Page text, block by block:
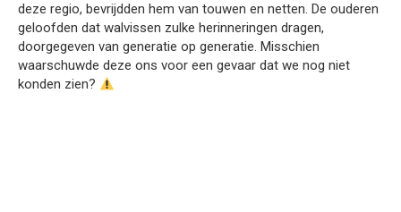
deze regio, bevrijdden hem van touwen en netten. De ouderen
geloofden dat walvissen zulke herinneringen dragen,
doorgegeven van generatie op generatie. Misschien
waarschuwde deze ons voor een gevaar dat we nog niet
konden zien?